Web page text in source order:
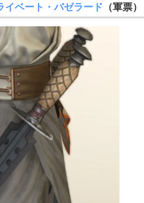
イベート・バゼラード （軍票）